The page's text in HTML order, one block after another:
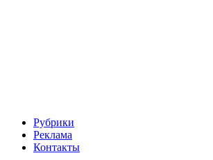
Рубрики
Реклама
Контакты